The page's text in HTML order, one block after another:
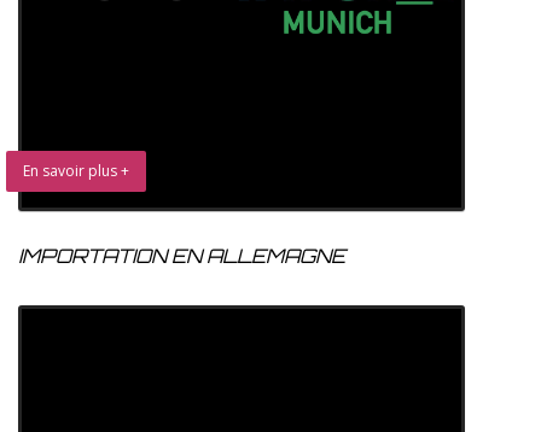
En savoir plus +
IMPORTATION EN ALLEMAGNE